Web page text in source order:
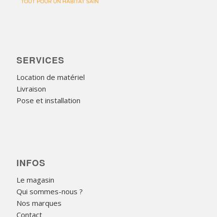
SERVICES
Location de matériel
Livraison
Pose et installation
INFOS
Le magasin
Qui sommes-nous ?
Nos marques
Contact